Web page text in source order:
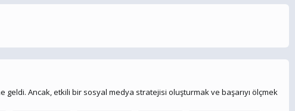
Ancak, etkili bir sosyal medya stratejisi oluşturmak ve başarıyı ölçmek